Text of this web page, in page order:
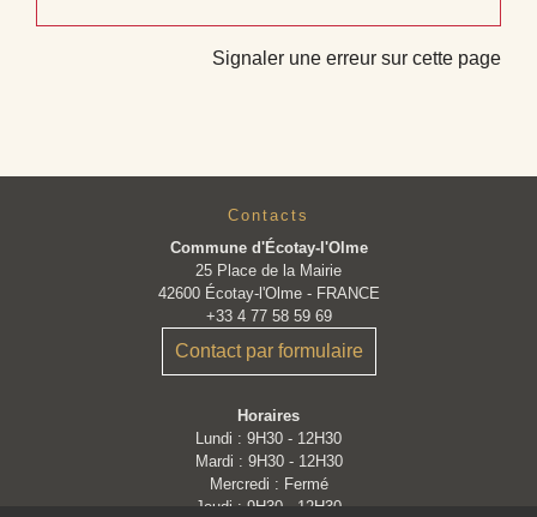
Signaler une erreur sur cette page
Contacts
Commune d'Écotay-l'Olme
25 Place de la Mairie
42600 Écotay-l'Olme - FRANCE
+33 4 77 58 59 69
Contact par formulaire
Horaires
Lundi : 9H30 - 12H30
Mardi : 9H30 - 12H30
Mercredi : Fermé
Jeudi : 9H30 - 12H30